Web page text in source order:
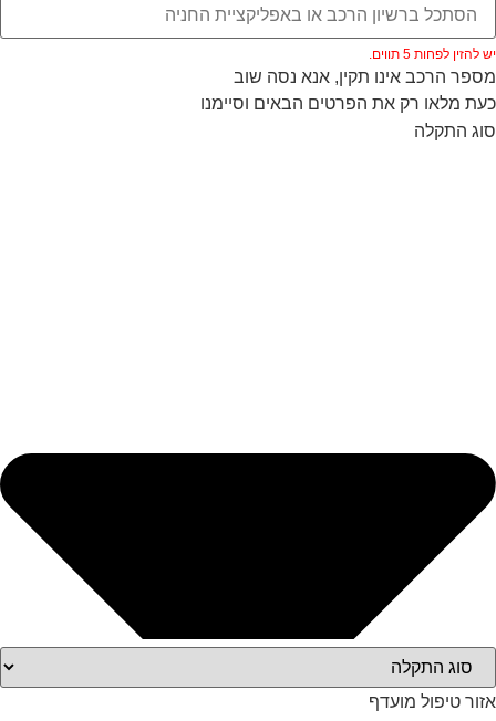
יש להזין לפחות 5 תווים.
מספר הרכב אינו תקין, אנא נסה שוב
כעת מלאו רק את הפרטים הבאים וסיימנו
סוג התקלה
אזור טיפול מועדף